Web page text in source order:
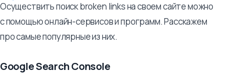
Осуществить поиск broken links на своем сайте можно
с помощью онлайн-сервисов и программ. Расскажем
про самые популярные из них.
Google Search Console